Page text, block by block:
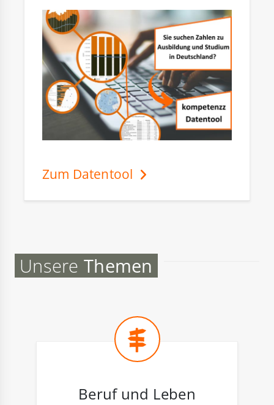
Zum Datentool
UnsereThemen
Beruf und Leben